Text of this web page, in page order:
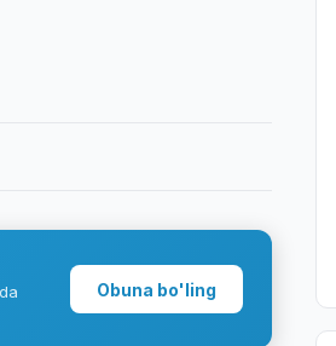
Obuna bo'ling